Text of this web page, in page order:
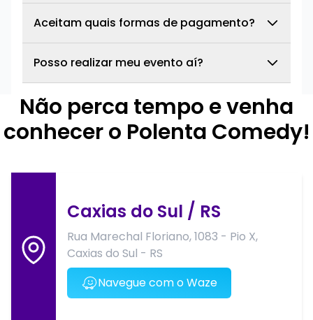
Aceitam quais formas de pagamento?
Posso realizar meu evento aí?
Não perca tempo e venha
conhecer o Polenta Comedy!
Caxias do Sul / RS
Rua Marechal Floriano, 1083 - Pio X,
Caxias do Sul - RS
Navegue com o Waze